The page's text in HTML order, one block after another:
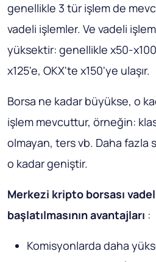
genellikle 3 tür işlem de
vadeli işlemler. Ve vadeli
yüksektir: genellikle x50-
x125'e, OKX'te x150'ye ulaşır.
Borsa ne kadar büyükse, o
işlem mevcuttur, örneğin:
olmayan, ters vb. Daha fazla
o kadar geniştir.
Merkezi kripto borsası
başlatılmasının avantajları :
Komisyonlarda daha